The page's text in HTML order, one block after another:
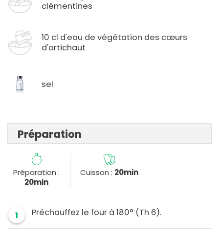
clémentines
10 cl d'eau de végétation des cœurs
d'artichaut
sel
Préparation
Préparation :
20min
Cuisson : 20min
1 Préchauffez le four à 180° (Th 6).